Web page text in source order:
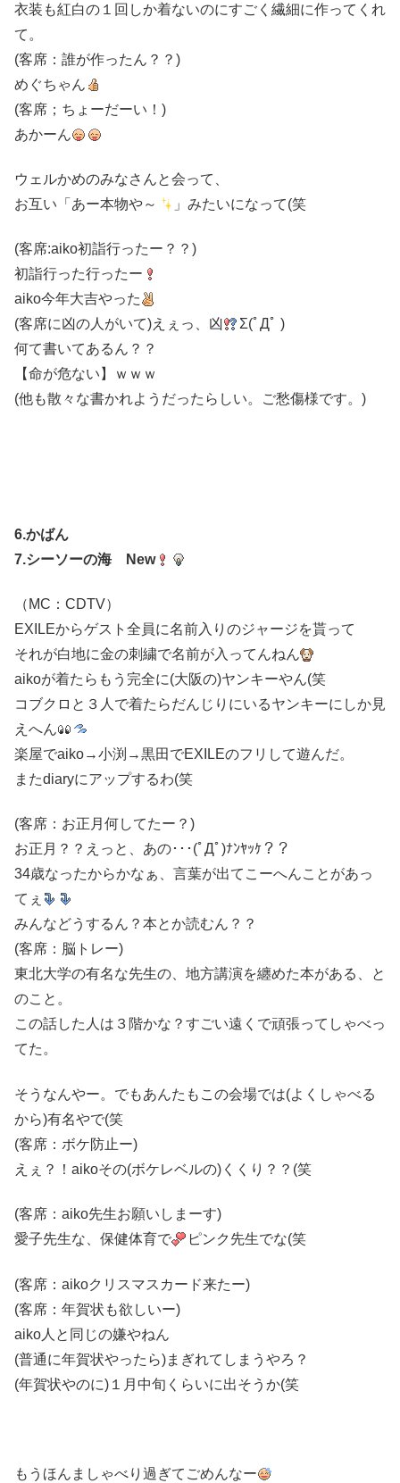
衣装も紅白の１回しか着ないのにすごく繊細に作ってくれ
て。
(客席：誰が作ったん？？)
めぐちゃん
(客席；ちょーだーい！)
あかーん
ウェルかめのみなさんと会って、
お互い「あー本物や～
」みたいになって(笑
(客席:aiko初詣行ったー？？)
初詣行った行ったー
aiko今年大吉やった
(客席に凶の人がいて)えぇっ、凶
Σ(ﾟДﾟ )
何て書いてあるん？？
【命が危ない】ｗｗｗ
(他も散々な書かれようだったらしい。ご愁傷様です。)
6.かばん
7.シーソーの海 New
（MC：CDTV）
EXILEからゲスト全員に名前入りのジャージを貰って
それが白地に金の刺繍で名前が入ってんねん
aikoが着たらもう完全に(大阪の)ヤンキーやん(笑
コブクロと３人で着たらだんじりにいるヤンキーにしか見
えへん
楽屋でaiko→小渕→黒田でEXILEのフリして遊んだ。
またdiaryにアップするわ(笑
(客席：お正月何してたー？)
お正月？？えっと、あの･･･(ﾟДﾟ)ﾅﾝﾔｯｹ？？
34歳なったからかなぁ、言葉が出てこーへんことがあっ
てぇ
みんなどうするん？本とか読むん？？
(客席：脳トレー)
東北大学の有名な先生の、地方講演を纏めた本がある、と
のこと。
この話した人は３階かな？すごい遠くで頑張ってしゃべっ
てた。
そうなんやー。でもあんたもこの会場では(よくしゃべる
から)有名やで(笑
(客席：ボケ防止ー)
えぇ？！aikoその(ボケレベルの)くくり？？(笑
(客席：aiko先生お願いしまーす)
愛子先生な、保健体育で
ピンク先生でな(笑
(客席：aikoクリスマスカード来たー)
(客席：年賀状も欲しいー)
aiko人と同じの嫌やねん
(普通に年賀状やったら)まぎれてしまうやろ？
(年賀状やのに)１月中旬くらいに出そうか(笑
もうほんましゃべり過ぎてごめんなー